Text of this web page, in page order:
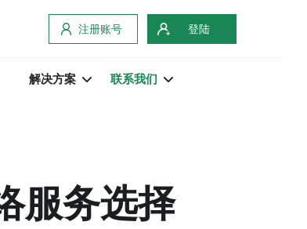
注册账号 登陆
解决方案 联系我们
服务选择